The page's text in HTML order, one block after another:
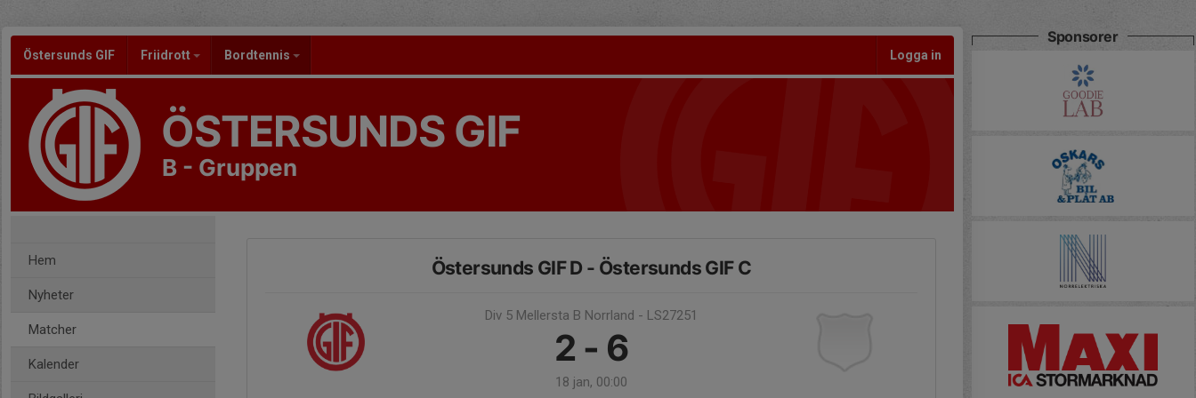
Östersunds GIF Friidrott Bordtennis Logga in
ÖSTERSUNDS GIF
B - Gruppen
Hem
Nyheter
Matcher
Kalender
Östersunds GIF D - Östersunds GIF C
Div 5 Mellersta B Norrland - LS27251
2 - 6
18 jan, 00:00
Sponsorer